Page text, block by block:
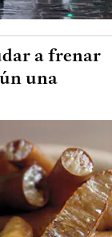
a frenar
una